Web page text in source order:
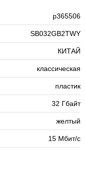
р365506
SB032GB2TWY
КИТАЙ
классическая
пластик
32 Гбайт
желтый
15 Мбит/с